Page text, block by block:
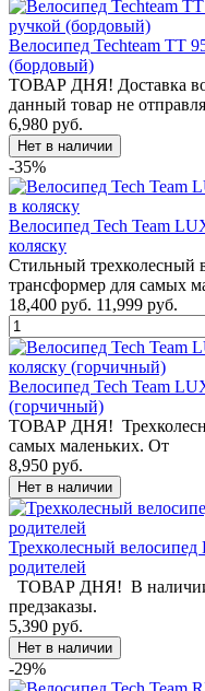
Велосипед Techteam TT
(бордовый)
ТОВАР ДНЯ! Доставка
данный товар не
6,980 руб.
-35%
Велосипед Tech Team
коляску
Стильный трехколесный
трансформер для самых
18,400 руб. 11,999 руб.
Велосипед Tech Team
(горчичный)
ТОВАР ДНЯ!
самых маленьких. От
8,950 руб.
Трехколесный велосипед
родителей
ТОВАР ДНЯ! В наличии
предзаказы.
5,390 руб.
-29%